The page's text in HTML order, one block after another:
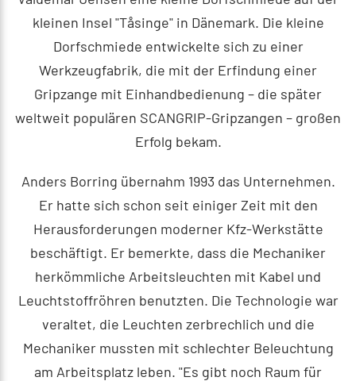
kleinen Insel "Tåsinge" in Dänemark. Die kleine
Dorfschmiede entwickelte sich zu einer
Werkzeugfabrik, die mit der Erfindung einer
Gripzange mit Einhandbedienung – die später
weltweit populären SCANGRIP-Gripzangen – großen
Erfolg bekam.
Anders Borring übernahm 1993 das Unternehmen.
Er hatte sich schon seit einiger Zeit mit den
Herausforderungen moderner Kfz-Werkstätte
beschäftigt. Er bemerkte, dass die Mechaniker
herkömmliche Arbeitsleuchten mit Kabel und
Leuchtstoffröhren benutzten. Die Technologie war
veraltet, die Leuchten zerbrechlich und die
Mechaniker mussten mit schlechter Beleuchtung
am Arbeitsplatz leben. "Es gibt noch Raum für